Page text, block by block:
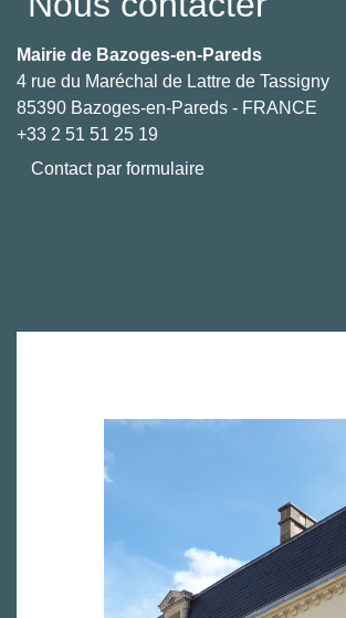
Mairie de Bazoges-en-Pareds
4 rue du Maréchal de Lattre de Tassigny
85390 Bazoges-en-Pareds - FRANCE
+33 2 51 51 25 19
Contact par formulaire